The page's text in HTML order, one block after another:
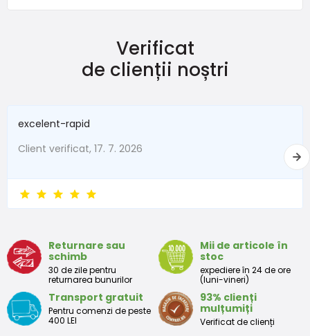
Vârsta
0-1 lună do 50
74
86 12-18 lună 81 - 86
92 18-24 lună 87 - 92
2-3 ani 93 - 98
Verificat
de clienții noștri
excelent-rapid
Client verificat, 17. 7. 2026
Returnare sau
schimb
30 de zile pentru
returnarea bunurilor
Mii de articole în
stoc
expediere în 24 de ore
(luni-vineri)
Transport gratuit
Pentru comenzi de peste
400 LEI
93% clienți
mulțumiți
Verificat de clienți